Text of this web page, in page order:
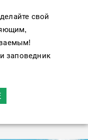
свой
заповедник